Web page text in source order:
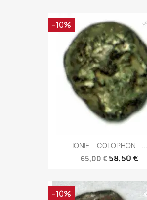
IONIE – COLOPHON –...
65,00 € 58,50 €
-10%
-10%